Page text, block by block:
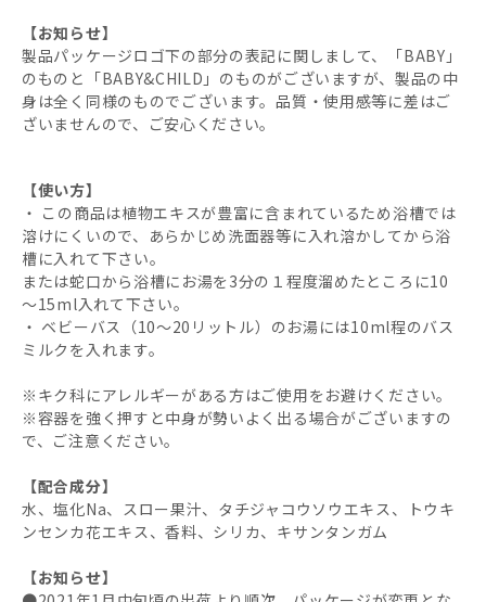
【お知らせ】
製品パッケージロゴ下の部分の表記に関しまして、「BABY」
のものと「BABY&CHILD」のものがございますが、製品の中
身は全く同様のものでございます。品質・使用感等に差はご
ざいませんので、ご安心ください。
【使い方】
・ この商品は植物エキスが豊富に含まれているため浴槽では
溶けにくいので、あらかじめ洗面器等に入れ溶かしてから浴
槽に入れて下さい。
または蛇口から浴槽にお湯を3分の１程度溜めたところに10
～15ml入れて下さい。
・ ベビーバス（10～20リットル）のお湯には10ml程のバス
ミルクを入れます。
※キク科にアレルギーがある方はご使用をお避けください。
※容器を強く押すと中身が勢いよく出る場合がございますの
で、ご注意ください。
【配合成分】
水、塩化Na、スロー果汁、タチジャコウソウエキス、トウキ
ンセンカ花エキス、香料、シリカ、キサンタンガム
【お知らせ】